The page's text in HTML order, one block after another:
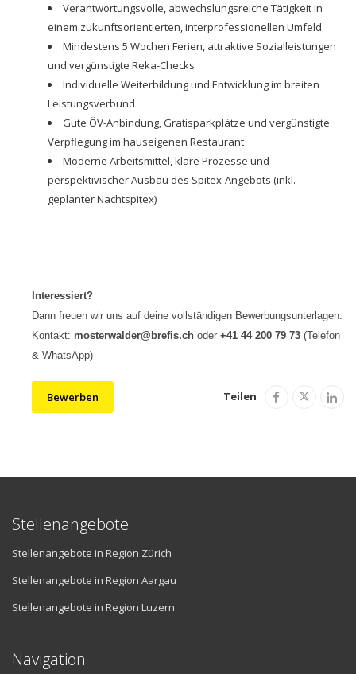
Verantwortungsvolle, abwechslungsreiche Tätigkeit in
einem zukunftsorientierten, interprofessionellen Umfeld
Mindestens 5 Wochen Ferien, attraktive Sozialleistungen
und vergünstigte Reka-Checks
Individuelle Weiterbildung und Entwicklung im breiten
Leistungsverbund
Gute ÖV-Anbindung, Gratisparkplätze und vergünstigte
Verpflegung im hauseigenen Restaurant
Moderne Arbeitsmittel, klare Prozesse und
perspektivischer Ausbau des Spitex-Angebots (inkl.
geplanter Nachtspitex)
Interessiert?
Dann freuen wir uns auf deine vollständigen Bewerbungsunterlagen.
Kontakt: mosterwalder@brefis.ch oder +41 44 200 79 73 (Telefon
& WhatsApp)
Bewerben Teilen
Stellenangebote
Stellenangebote in Region Zürich
Stellenangebote in Region Aargau
Stellenangebote in Region Luzern
Navigation